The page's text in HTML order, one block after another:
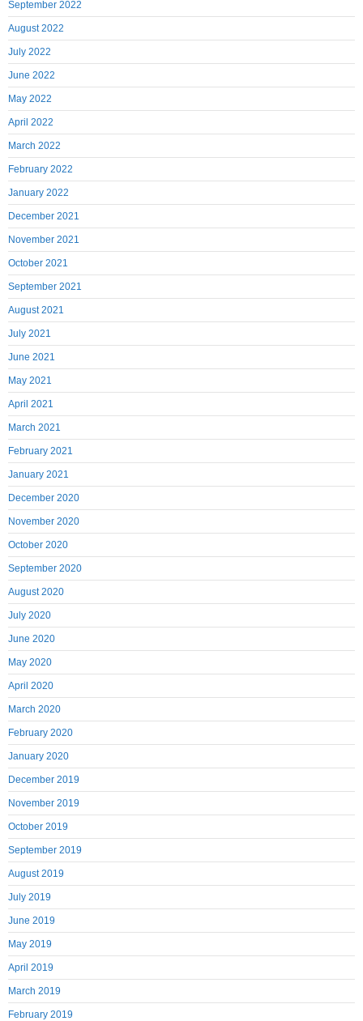
September 2022
August 2022
July 2022
June 2022
May 2022
April 2022
March 2022
February 2022
January 2022
December 2021
November 2021
October 2021
September 2021
August 2021
July 2021
June 2021
May 2021
April 2021
March 2021
February 2021
January 2021
December 2020
November 2020
October 2020
September 2020
August 2020
July 2020
June 2020
May 2020
April 2020
March 2020
February 2020
January 2020
December 2019
November 2019
October 2019
September 2019
August 2019
July 2019
June 2019
May 2019
April 2019
March 2019
February 2019